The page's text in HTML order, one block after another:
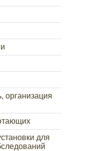
организация
для